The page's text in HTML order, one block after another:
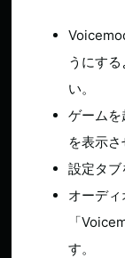
うにす
い。
ゲーム
を表示さ
設定タブ
オーデ
「
す。